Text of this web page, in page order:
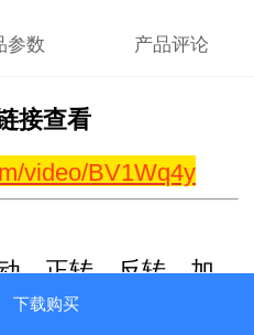
参数 产品评论
接查看
video/BV1Wq4y
，正转，反转，加
下载购买